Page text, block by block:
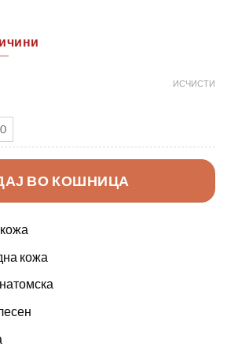
ИСЧИСТИ
ВО КОШНИЦА
кожа